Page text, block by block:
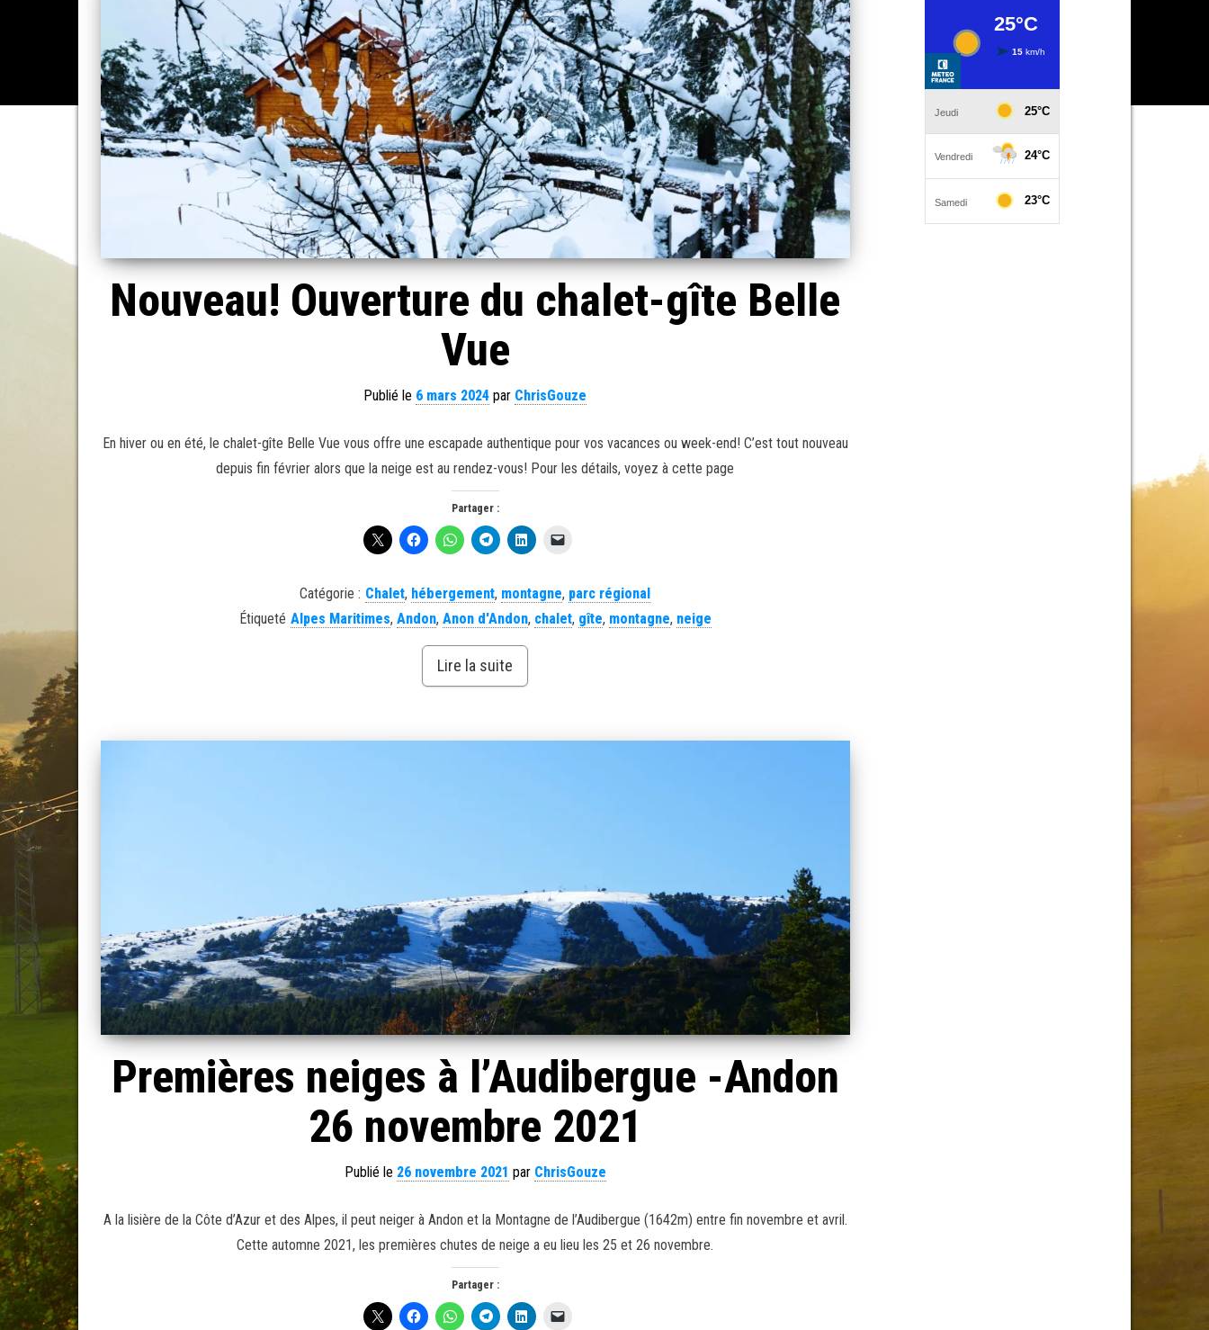
Nouveau! Ouverture du chalet-gîte Belle
Vue
Publié le 6 mars 2024 par ChrisGouze
En hiver ou en été, le chalet-gîte Belle Vue vous offre une escapade authentique pour vos vacances ou week-end! C’est tout nouveau
depuis fin février alors que la neige est au rendez-vous! Pour les détails, voyez à cette page
Partager :
Catégorie : Chalet, hébergement, montagne, parc régional
Étiqueté Alpes Maritimes, Andon, Anon d'Andon, chalet, gîte, montagne, neige
Lire la suite
Premières neiges à l’Audibergue -Andon
26 novembre 2021
Publié le 26 novembre 2021 par ChrisGouze
A la lisière de la Côte d’Azur et des Alpes, il peut neiger à Andon et la Montagne de l’Audibergue (1642m) entre fin novembre et avril.
Cette automne 2021, les premières chutes de neige a eu lieu les 25 et 26 novembre.
Partager :